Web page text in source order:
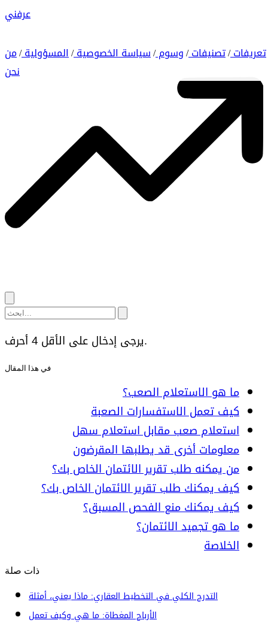
عرفني
تعريفات/ تصنيفات/ وسوم/ سياسة الخصوصية/ المسؤولية/ من
نحن
يرجى إدخال على الأقل 4 أحرف.
في هذا المقال
ما هو الاستعلام الصعب؟
كيف تعمل الاستفسارات الصعبة
استعلام صعب مقابل استعلام سهل
معلومات أخرى قد يطلبها المقرضون
من يمكنه طلب تقرير الائتمان الخاص بك؟
كيف يمكنك طلب تقرير الائتمان الخاص بك؟
كيف يمكنك منع الفحص المسبق؟
ما هو تجميد الائتمان؟
الخلاصة
ذات صلة
التدرج الكلي في التخطيط العقاري: ماذا يعني، أمثلة
الأرباح المغطاة: ما هي وكيف تعمل